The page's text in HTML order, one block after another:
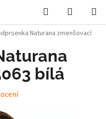
Hledat
KOŠÍK
Naturana zmenšovací
bílá